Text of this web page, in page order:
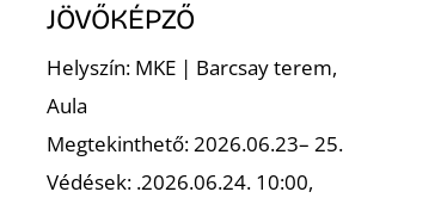
JÖVŐKÉPZŐ
Helyszín: MKE | Barcsay terem,
Aula
Megtekinthető: 2026.06.23– 25.
Védések: .2026.06.24. 10:00,